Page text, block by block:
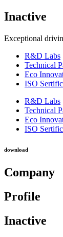
Inactive
Exceptional
R&D Labs
Technical
Eco
ISO
R&D Labs
Technical
Eco
ISO
download
Company
Profile
Inactive